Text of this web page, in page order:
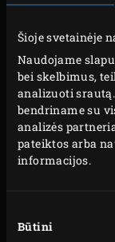
Šioje svetainėje
Naudojame
bei skelbimus,
analizuoti
bendriname su
analizės
pateiktos arba
informacijos.
pasirinkimas
Būtini
Pleaseaccept